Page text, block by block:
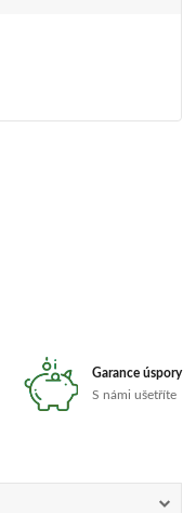
Garance úspory
S námi ušetříte